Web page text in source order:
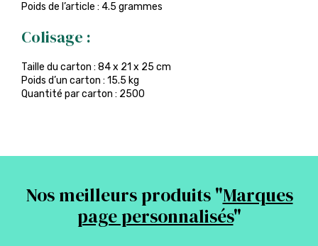
Poids de l’article : 4.5 grammes
Colisage :
Taille du carton : 84 x 21 x 25 cm
Poids d’un carton : 15.5 kg
Quantité par carton : 2500
Nos meilleurs produits "Marques
page personnalisés"